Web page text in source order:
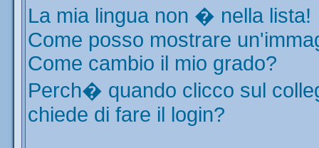
La mia lingua non � nella lista!
Come posso mostrare
Come cambio il mio grado?
Perch� quando clicco sul
chiede di fare il login?